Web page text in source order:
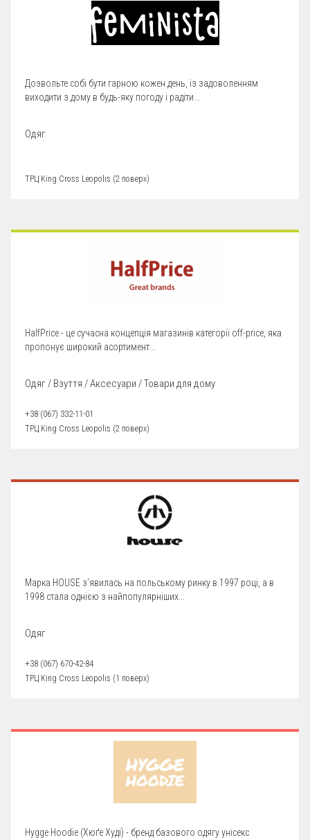
Дозвольте собі бути гарною кожен день, із задоволенням
виходити з дому в будь-яку погоду і радіти...
Одяг
ТРЦ King Cross Leopolis (2 поверх)
HalfPrice - це сучасна концепція магазинів категорії off-price, яка
пропонує широкий асортимент...
Одяг / Взуття / Аксесуари / Товари для дому
+38 (067) 332-11-01
ТРЦ King Cross Leopolis (2 поверх)
Марка HOUSE з’явилась на польському ринку в 1997 році, а в
1998 стала однією з найпопулярніших...
Одяг
+38 (067) 670-42-84
ТРЦ King Cross Leopolis (1 поверх)
Hygge Hoodie (Хюґе Худі) - бренд базового одягу унісекс